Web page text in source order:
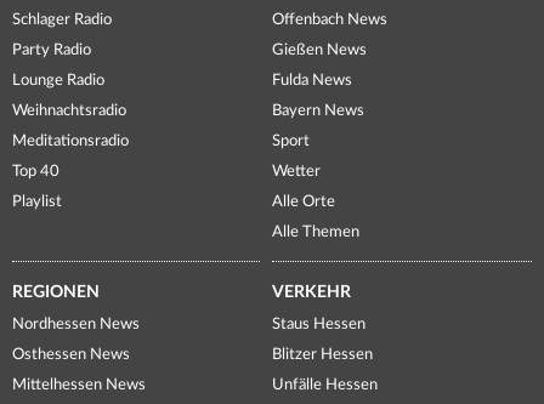
Schlager Radio
Party Radio
Lounge Radio
Weihnachtsradio
Meditationsradio
Top 40
Playlist
Offenbach News
Gießen News
Fulda News
Bayern News
Sport
Wetter
Alle Orte
Alle Themen
REGIONEN
Nordhessen News
Osthessen News
Mittelhessen News
VERKEHR
Staus Hessen
Blitzer Hessen
Unfälle Hessen